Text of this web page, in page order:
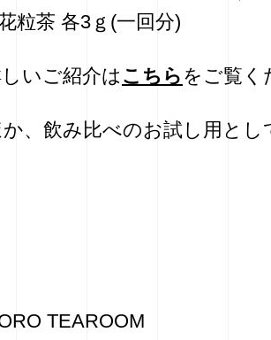
粒茶 各3ｇ(一回分)
いご紹介は こちら をご覧く
、飲み比べのお試し用と
TEAROOM